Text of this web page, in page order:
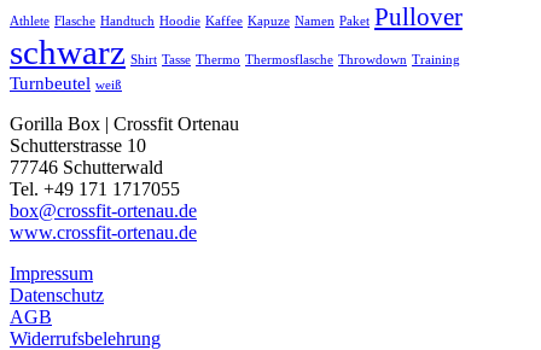
Athlete Flasche Handtuch Hoodie Kaffee Kapuze Namen Paket Pullover
schwarz Shirt Tasse Thermo Thermosflasche Throwdown Training
Turnbeutel weiß
Gorilla Box | Crossfit Ortenau
Schutterstrasse 10
77746 Schutterwald
Tel. +49 171 1717055
box@crossfit-ortenau.de
www.crossfit-ortenau.de
Impressum
Datenschutz
AGB
Widerrufsbelehrung